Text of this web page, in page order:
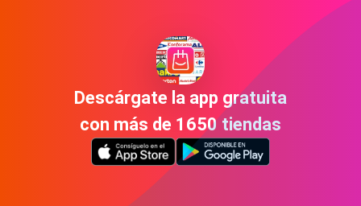
Descárgate la app gratuita
con más de 1650 tiendas